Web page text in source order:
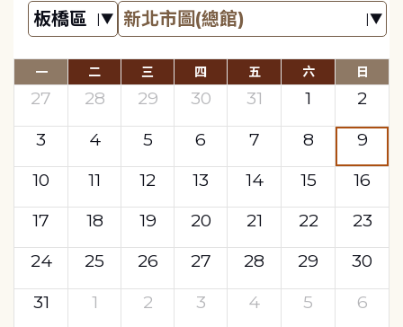
一 二 三 四 五 六 日
27 28 29 30 31 1
2
3
4 5 6 7 8
9
10
11 12 13 14 15
16
17
18 19 20 21 22
23
24
25 26 27 28 29
30
31
1 2 3 4 5 6